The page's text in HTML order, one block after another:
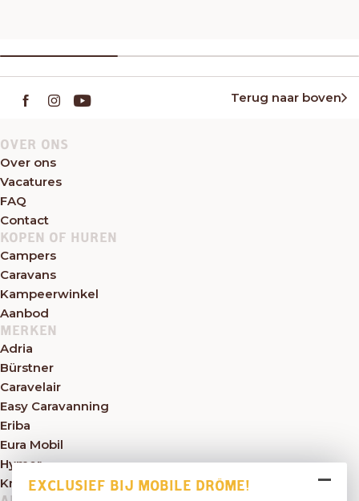
Terug naar boven
OVER ONS
Over ons
Vacatures
FAQ
Contact
KOPEN OF HUREN
Campers
Caravans
Kampeerwinkel
Aanbod
MERKEN
Adria
Bürstner
Caravelair
Easy Caravanning
Eriba
Eura Mobil
Hymer
KnausEXCLUSIEF BIJ MOBILE DRÔME!